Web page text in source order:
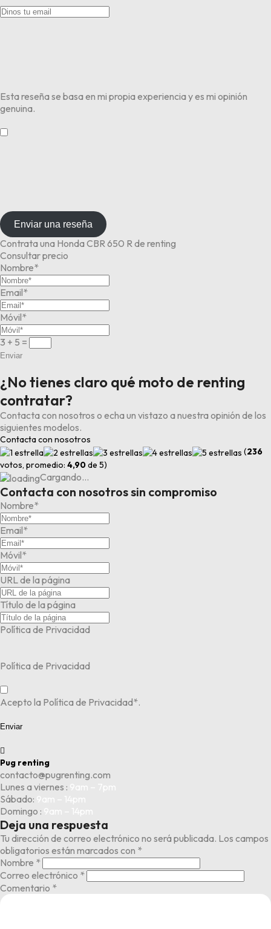
Esta reseña se basa en mi propia experiencia y es mi opinión
genuina.
Enviar una reseña
Contrata una Honda CBR 650 R de renting
Consultar precio
Nombre*
Email*
Móvil*
3 + 5 =
Enviar
¿No tienes claro qué moto de renting
contratar?
Contacta con nosotros o echa un vistazo a nuestra opinión de los
siguientes modelos.
Contacta con nosotros
(236
votos, promedio: 4,90de 5)
Cargando…
Contacta con nosotros sin compromiso
Nombre*
Email*
Móvil*
URL de la página
Título de la página
Política de Privacidad
Política de Privacidad
Acepto la Política de Privacidad*.
Enviar

Pug renting
contacto@pugrenting.com
Lunes a viernes :
Sábado:
Domingo :
Deja una respuesta
Tu dirección de correo electrónico no será publicada. Los campos
obligatorios están marcados con *
Nombre *
Correo electrónico *
Comentario *